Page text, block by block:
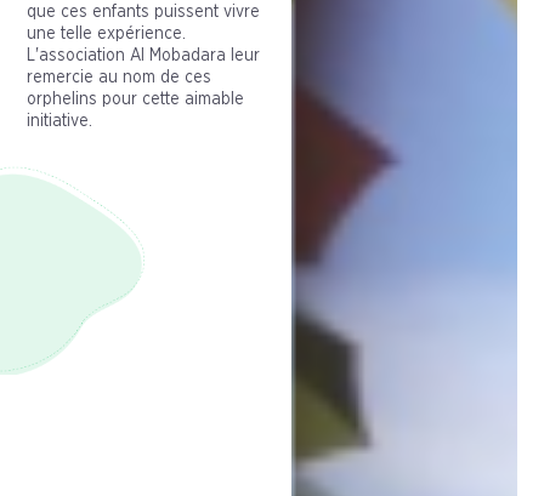
que ces enfants puissent vivre
une telle expérience.
L'association Al Mobadara leur
remercie au nom de ces
orphelins pour cette aimable
initiative.